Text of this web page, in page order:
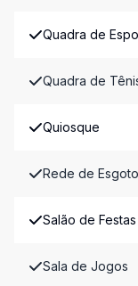
Quadra de
Quadra de
Quiosque
Rede de Esgoto
Salão de Festas
Sala de Jogos